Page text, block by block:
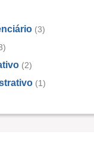
(3)
(2)
(1)